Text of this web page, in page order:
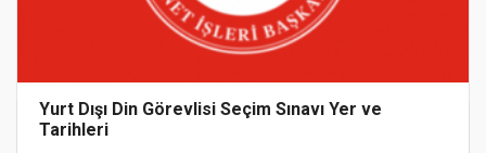
Yurt Dışı Din Görevlisi Seçim Sınavı Yer ve
Tarihleri